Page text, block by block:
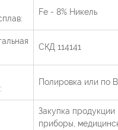
Fe - 8% Никель
СКД 114141
Полировка или по
Закупка
приборы,